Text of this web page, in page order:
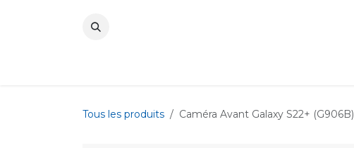
Tous les produits Caméra Avant Galaxy S22+ (G906B)